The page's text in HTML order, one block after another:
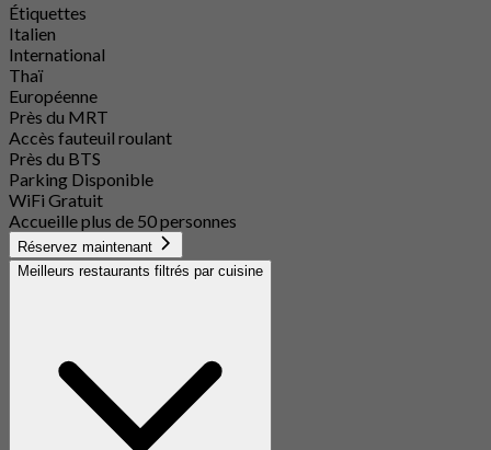
Étiquettes
Italien
International
Thaï
Européenne
Près du MRT
Accès fauteuil roulant
Près du BTS
Parking Disponible
WiFi Gratuit
Accueille plus de 50 personnes
Réservez maintenant
Meilleurs restaurants filtrés par cuisine